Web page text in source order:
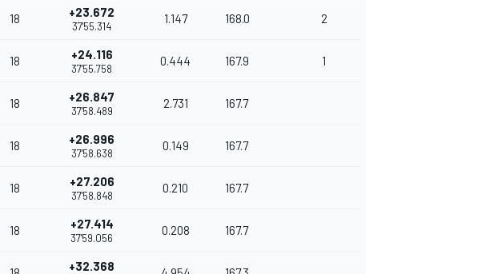
18 +23.672
37'55.314
1.147 168.0 2
18 +24.116
37'55.758
0.444 167.9 1
18 +26.847
37'58.489
2.731 167.7
18 +26.996
37'58.638
0.149 167.7
18 +27.206
37'58.848
0.210 167.7
18 +27.414
37'59.056
0.208 167.7
+32.368